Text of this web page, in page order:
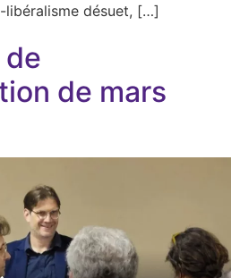
désuet, […]
de mars